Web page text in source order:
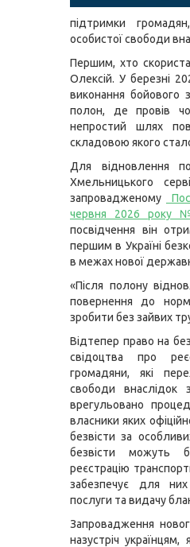
підтримки
особистої свободи
Першим, хто
Олексій. У березні
виконання бойового
полон, де провів
непростий шлях
складовою якого
Для відновлення
Хмельницького
запровадженому
червня 2026 року
посвідчення він
першим в Україні
в межах нової
«Після полону
повернення до
зробити без зайвих
Відтепер право на
свідоцтва про
громадяни, які
свободи внаслідок
врегульовано
власники яких
безвісти за
безвісти можуть
реєстрацію
забезпечує для них
послуги та видачу
Запровадження
назустріч